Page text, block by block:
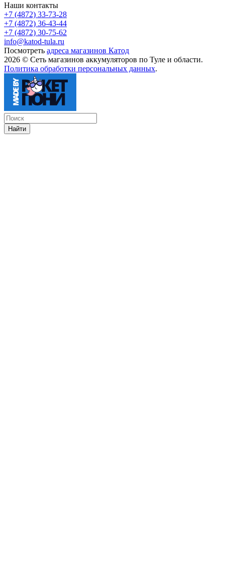
Наши контакты
+7 (4872) 33-73-28
+7 (4872) 36-43-44
+7 (4872) 30-75-62
info@katod-tula.ru
Посмотреть адреса магазинов Катод
2026 © Сеть магазинов аккумуляторов по Туле и области.
Политика обработки персональных данных.
Найти